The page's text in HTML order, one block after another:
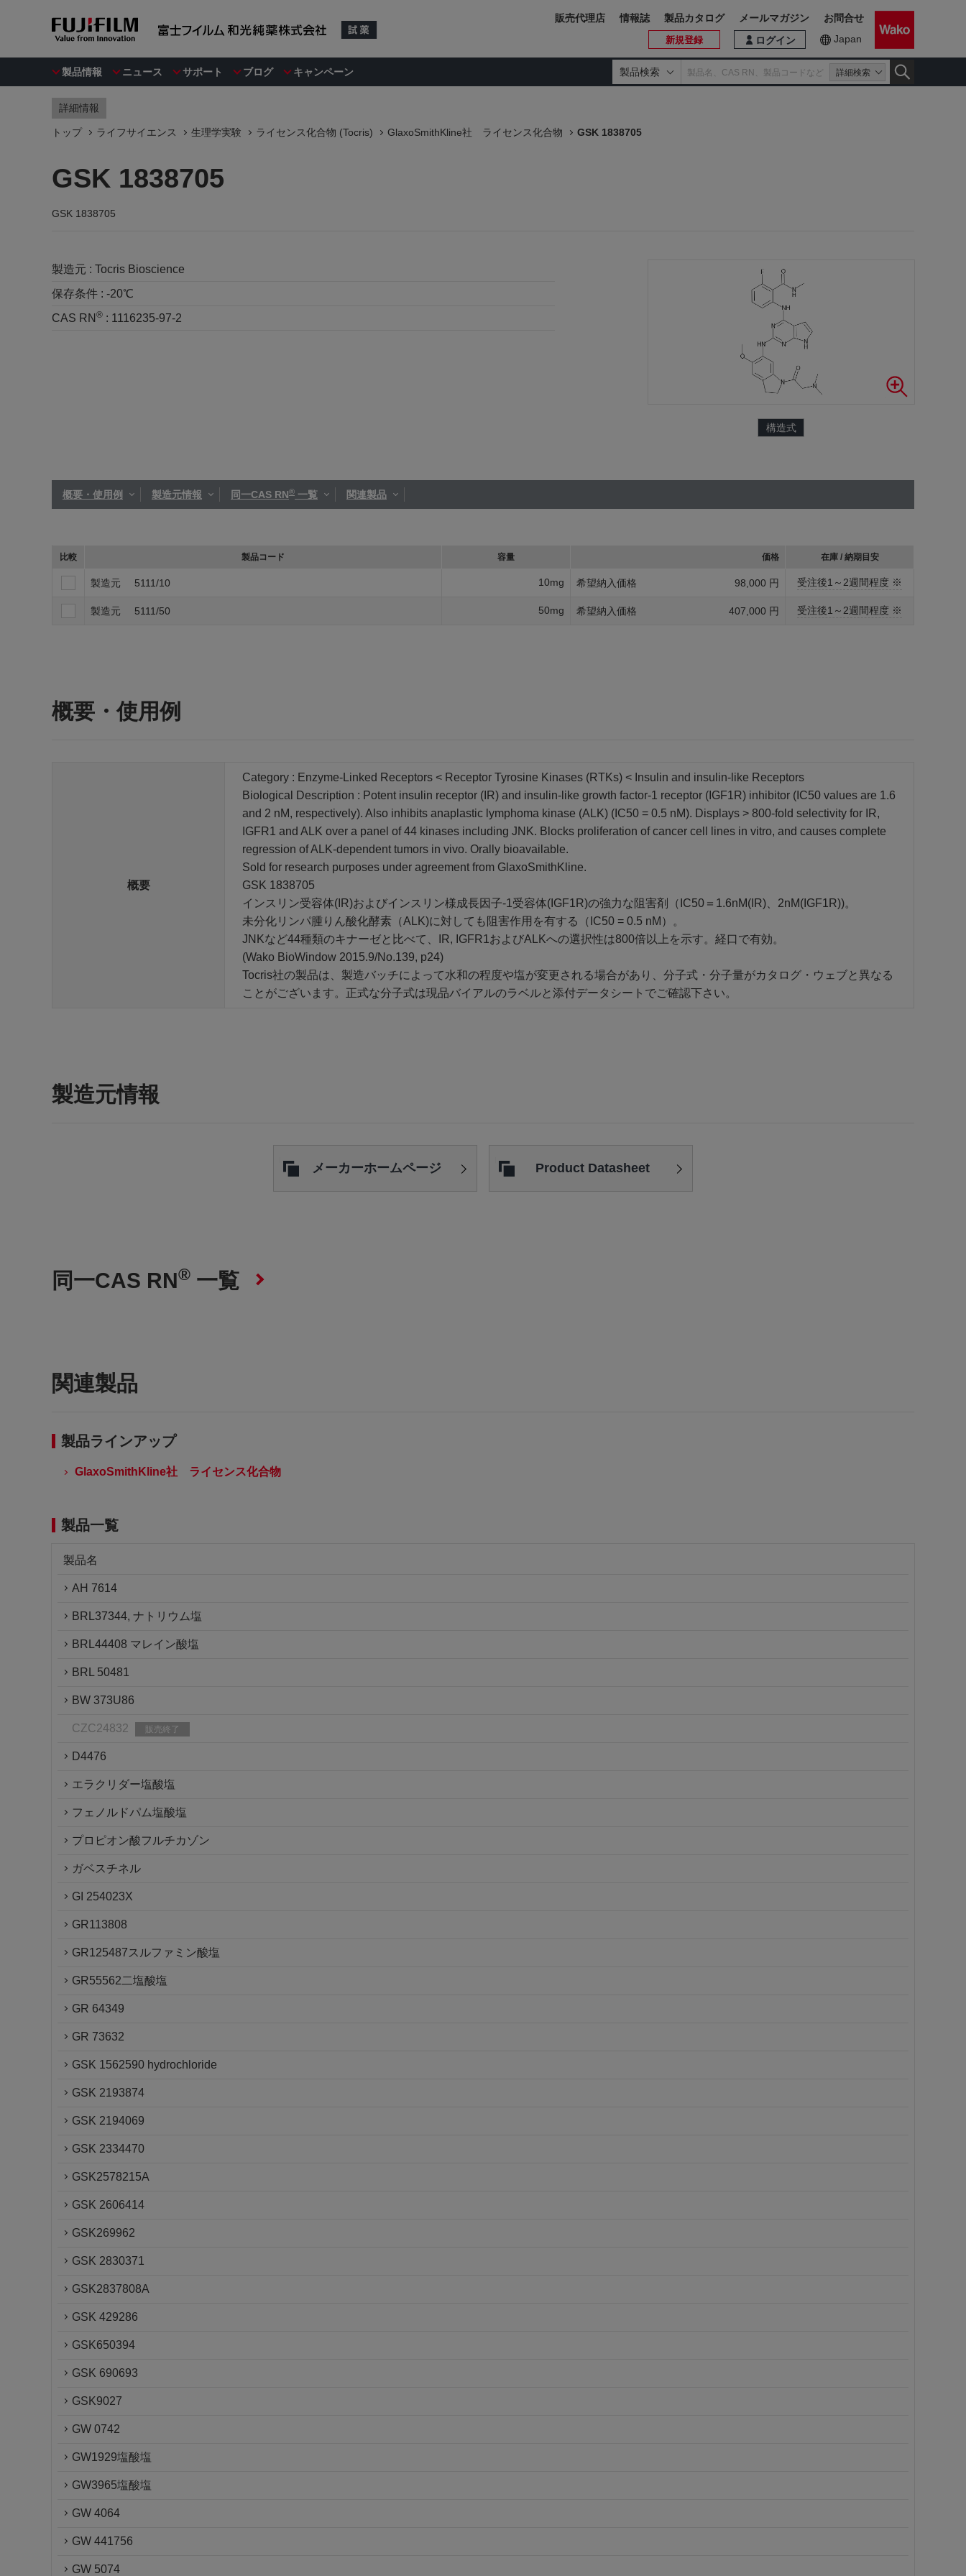
製品情報 ニュース サポート ブログ キャンペーン 製品検索 詳細検索
ログイン
新規登録 Japan
販売代理店 情報誌 製品カタログ メールマガジン お問合せ
詳細情報
トップ ライフサイエンス 生理学実験 ライセンス化合物 (Tocris) GlaxoSmithKline社 ライセンス化合物 GSK 1838705
GSK 1838705
GSK 1838705
製造元 : Tocris Bioscience
保存条件 : -20℃
CAS RN ® : 1116235-97-2
構造式
概要・使用例 製造元情報 同一CAS RN® 一覧 関連製品
比較 製品コード 容量 価格 在庫 / 納期目安
製造元 5111/10 10mg 希望納入価格 98,000 円 受注後1～2週間程度 ※
製造元 5111/50 50mg 希望納入価格 407,000 円 受注後1～2週間程度 ※
概要・使用例
概要
Category : Enzyme-Linked Receptors < Receptor Tyrosine Kinases (RTKs) < Insulin and insulin-like Receptors
Biological Description : Potent insulin receptor (IR) and insulin-like growth factor-1 receptor (IGF1R) inhibitor (IC50 values are 1.6
and 2 nM, respectively). Also inhibits anaplastic lymphoma kinase (ALK) (IC50 = 0.5 nM). Displays > 800-fold selectivity for IR,
IGFR1 and ALK over a panel of 44 kinases including JNK. Blocks proliferation of cancer cell lines in vitro, and causes complete
regression of ALK-dependent tumors in vivo. Orally bioavailable.
Sold for research purposes under agreement from GlaxoSmithKline.
GSK 1838705
インスリン受容体(IR)およびインスリン様成長因子-1受容体(IGF1R)の強力な阻害剤（IC50＝1.6nM(IR)、2nM(IGF1R))。
未分化リンパ腫りん酸化酵素（ALK)に対しても阻害作用を有する（IC50 = 0.5 nM）。
JNKなど44種類のキナーゼと比べて、IR, IGFR1およびALKへの選択性は800倍以上を示す。経口で有効。
(Wako BioWindow 2015.9/No.139, p24)
Tocris社の製品は、製造バッチによって水和の程度や塩が変更される場合があり、分子式・分子量がカタログ・ウェブと異なる
ことがございます。正式な分子式は現品バイアルのラベルと添付データシートでご確認下さい。
製造元情報
メーカーホームページ Product Datasheet
同一CAS RN® 一覧
関連製品
製品ラインアップ
GlaxoSmithKline社 ライセンス化合物
製品一覧
製品名
AH 7614
BRL37344, ナトリウム塩
BRL44408 マレイン酸塩
BRL 50481
BW 373U86
CZC24832 販売終了
D4476
エラクリダー塩酸塩
フェノルドパム塩酸塩
プロピオン酸フルチカゾン
ガベスチネル
GI 254023X
GR113808
GR125487スルファミン酸塩
GR55562二塩酸塩
GR 64349
GR 73632
GSK 1562590 hydrochloride
GSK 2193874
GSK 2194069
GSK 2334470
GSK2578215A
GSK 2606414
GSK269962
GSK 2830371
GSK2837808A
GSK 429286
GSK650394
GSK 690693
GSK9027
GW 0742
GW1929塩酸塩
GW3965塩酸塩
GW 4064
GW 441756
GW 5074